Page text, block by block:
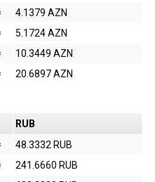
4.1379 AZN
5.1724 AZN
10.3449 AZN
20.6897 AZN
RUB
48.3332 RUB
241.6660 RUB